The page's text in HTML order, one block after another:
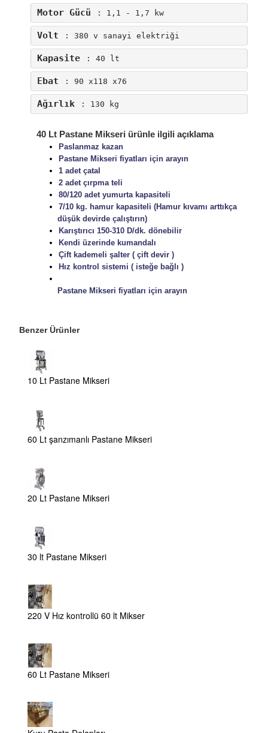
Motor Gücü : 1,1 - 1,7 kw
Volt : 380 v sanayi elektriği
Kapasite : 40 lt
Ebat : 90 x118 x76
Ağırlık : 130 kg
40 Lt Pastane Mikseri ürünle ilgili açıklama
Paslanmaz kazan
Pastane Mikseri fiyatları için arayın
1 adet çatal
2 adet çırpma teli
80/120 adet yumurta kapasiteli
7/10 kg. hamur kapasiteli (Hamur kıvamı arttıkça
düşük devirde çalıştırın)
Karıştırıcı 150-310 D/dk. dönebilir
Kendi üzerinde kumandalı
Çift kademeli şalter ( çift devir )
Hız kontrol sistemi ( isteğe bağlı )
Pastane Mikseri fiyatları için arayın
Benzer Ürünler
10 Lt Pastane Mikseri
60 Lt şanzımanlı Pastane Mikseri
20 Lt Pastane Mikseri
30 lt Pastane Mikseri
220 V Hız kontrollü 60 lt Mikser
60 Lt Pastane Mikseri